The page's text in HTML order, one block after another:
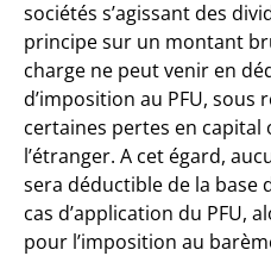
sociétés s’agissant des
principe sur un montant
charge ne peut venir en
d’imposition au PFU, sous
certaines pertes en capital
l’étranger. A cet égard,
sera déductible de la base
cas d’application du PFU,
pour l’imposition au